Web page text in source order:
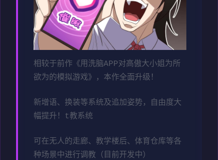
相较于前作《用洗脑APP对高傲大小姐为所
欲为的模拟游戏》，本作全面升级！
新增语、换装等系统及追加姿势，自由度大
幅提升！t教系统
可在无人的走廊、教学楼后、体育仓库等各
种场景中进行调教（目前开发中）